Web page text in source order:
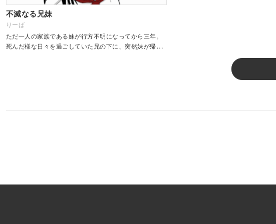
不滅なる兄妹
りーば
ただ一人の家族である妹が行方不明になってから三年。
死んだ様な日々を過ごしていた兄の下に、突然妹が帰っ